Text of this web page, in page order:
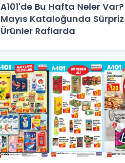
A101'de Bu Hafta Neler
Mayıs Kataloğunda Sürpriz
Ürünler Raflarda